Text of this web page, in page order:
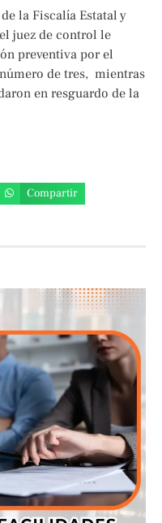
la Fiscalía Estatal y
juez de control le
preventiva por el
de tres, mientras
en resguardo de la
Compartir